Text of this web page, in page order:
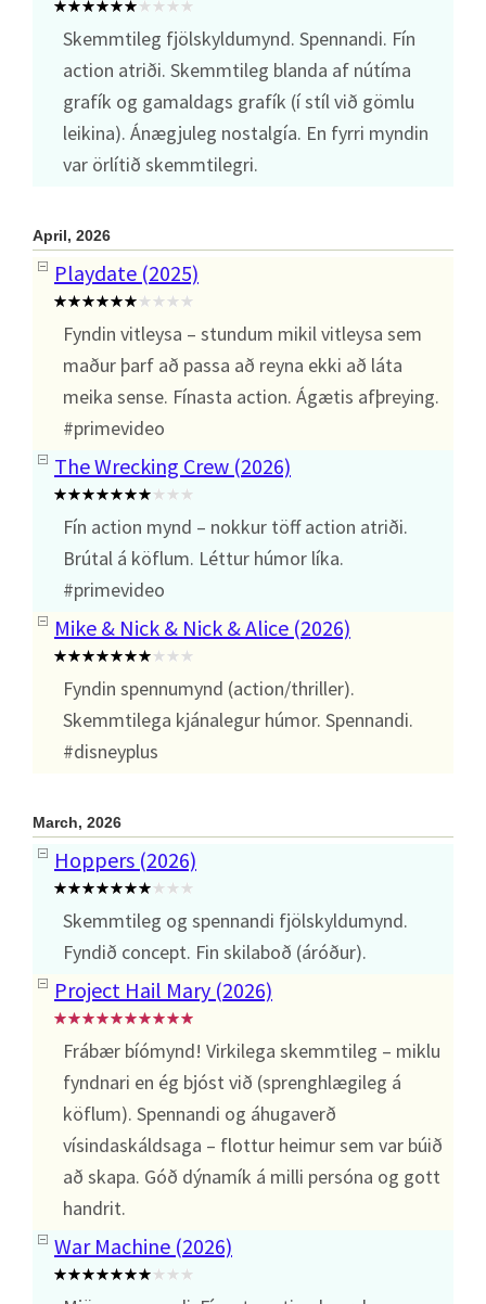
Skemmtileg fjölskyldumynd. Spennandi. Fín
action atriði. Skemmtileg blanda af nútíma
grafík og gamaldags grafík (í stíl við gömlu
leikina). Ánægjuleg nostalgía. En fyrri myndin
var örlítið skemmtilegri.
April, 2026
Playdate (2025)
Fyndin vitleysa – stundum mikil vitleysa sem
maður þarf að passa að reyna ekki að láta
meika sense. Fínasta action. Ágætis afþreying.
#primevideo
The Wrecking Crew (2026)
Fín action mynd – nokkur töff action atriði.
Brútal á köflum. Léttur húmor líka.
#primevideo
Mike & Nick & Nick & Alice (2026)
Fyndin spennumynd (action/thriller).
Skemmtilega kjánalegur húmor. Spennandi.
#disneyplus
March, 2026
Hoppers (2026)
Skemmtileg og spennandi fjölskyldumynd.
Fyndið concept. Fin skilaboð (áróður).
Project Hail Mary (2026)
Frábær bíómynd! Virkilega skemmtileg – miklu
fyndnari en ég bjóst við (sprenghlægileg á
köflum). Spennandi og áhugaverð
vísindaskáldsaga – flottur heimur sem var búið
að skapa. Góð dýnamík á milli persóna og gott
handrit.
War Machine (2026)